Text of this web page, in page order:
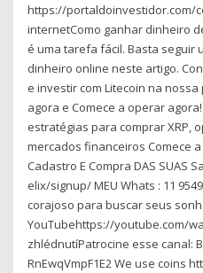
https://portaldoinvestidor.com/
internetComo ganhar dinheiro
é uma tarefa fácil. Basta seguir
dinheiro online neste artigo.
e investir com Litecoin na
agora e Comece a operar
estratégias para comprar XRP,
mercados financeiros Comece a
Cadastro E Compra DAS SUAS
elix/signup/ MEU Whats : 11
corajoso para buscar seus
YouTubehttps://youtube.com/
zhlédnutíPatrocine esse canal:
RnEwqVmpF1E2 We use coins